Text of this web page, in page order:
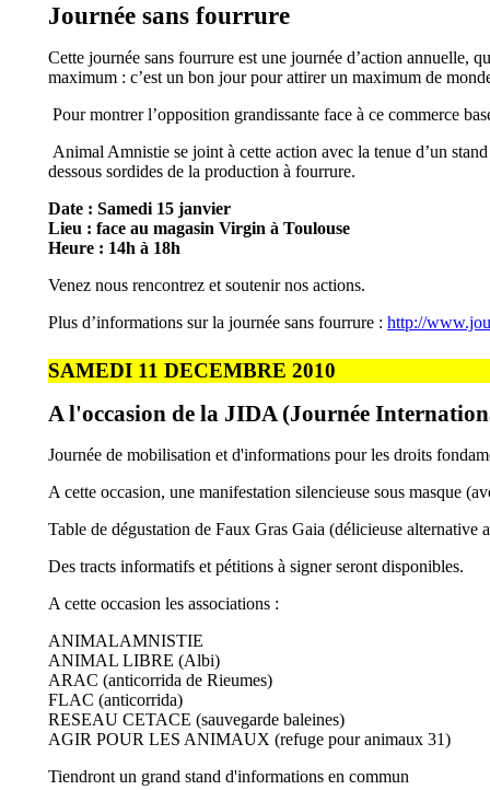
Journée sans fourrure
Cette journée sans fourrure est une journée d’action annuelle,
maximum : c’est un bon jour pour attirer un maximum de
Pour montrer l’opposition grandissante face à ce commerce
Animal Amnistie se joint à cette action avec la tenue d’un
dessous sordides de la production à fourrure.
Date : Samedi 15 janvier
Lieu : face au magasin Virgin à Toulouse
Heure : 14h à 18h
Venez nous rencontrez et soutenir nos actions.
Plus d’informations sur la journée sans fourrure : http://
SAMEDI 11 DECEMBRE 2010
A l'occasion de la JIDA (Journée
Journée de mobilisation et d'informations pour les droits
A cette occasion, une manifestation silencieuse sous masque
Table de dégustation de Faux Gras Gaia (délicieuse alternative
Des tracts informatifs et pétitions à signer seront disponibles.
A cette occasion les associations :
ANIMALAMNISTIE
ANIMAL LIBRE (Albi)
ARAC (anticorrida de Rieumes)
FLAC (anticorrida)
RESEAU CETACE (sauvegarde baleines)
AGIR POUR LES ANIMAUX (refuge pour animaux 31)
Tiendront un grand stand d'informations en commun